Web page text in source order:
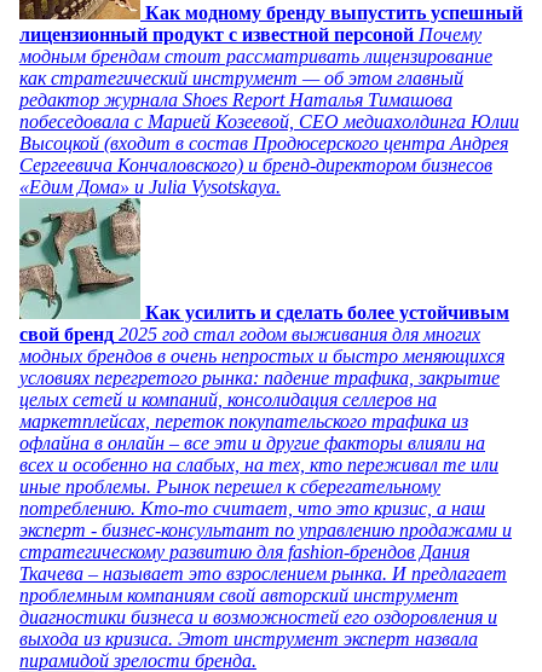
Как модному бренду выпустить успешный
лицензионный продукт с известной персоной Почему
модным брендам стоит рассматривать лицензирование
как стратегический инструмент — об этом главный
редактор журнала Shoes Report Наталья Тимашова
побеседовала с Марией Козеевой, СЕО медиахолдинга Юлии
Высоцкой (входит в состав Продюсерского центра Андрея
Сергеевича Кончаловского) и бренд-директором бизнесов
«Едим Дома» и Julia Vysotskaya.
Как усилить и сделать более устойчивым
свой бренд 2025 год стал годом выживания для многих
модных брендов в очень непростых и быстро меняющихся
условиях перегретого рынка: падение трафика, закрытие
целых сетей и компаний, консолидация селлеров на
маркетплейсах, переток покупательского трафика из
офлайна в онлайн – все эти и другие факторы влияли на
всех и особенно на слабых, на тех, кто переживал те или
иные проблемы. Рынок перешел к сберегательному
потреблению. Кто-то считает, что это кризис, а наш
эксперт - бизнес-консультант по управлению продажами и
стратегическому развитию для fashion-брендов Дания
Ткачева – называет это взрослением рынка. И предлагает
проблемным компаниям свой авторский инструмент
диагностики бизнеса и возможностей его оздоровления и
выхода из кризиса. Этот инструмент эксперт назвала
пирамидой зрелости бренда.